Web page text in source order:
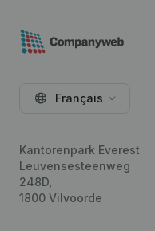
Français
Kantorenpark Everest
Leuvensesteenweg
248D,
1800 Vilvoorde